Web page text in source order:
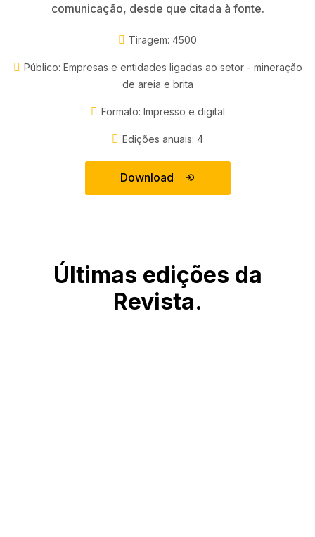
comunicação, desde que citada à fonte.
Tiragem: 4500
Público: Empresas e entidades ligadas ao setor - mineração
de areia e brita
Formato: Impresso e digital
Edições anuais: 4
Download
Últimas edições da
Revista.